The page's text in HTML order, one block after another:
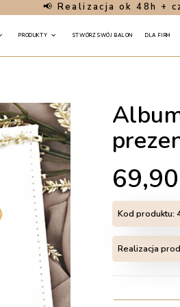
📢 Realizacja ok 48h +
PRODUKTY STWÓRZ SWÓJ BALON DLA FIRM
69,90
Kod produktu:
Realizacja